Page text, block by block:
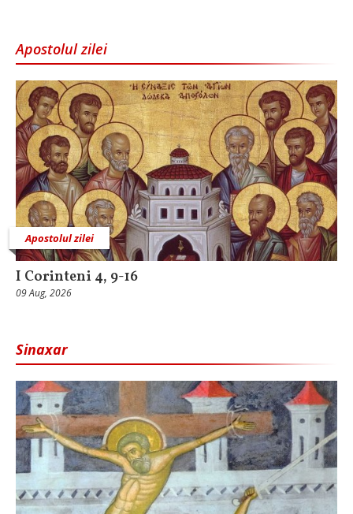
Apostolul zilei
Apostolul zilei
I Corinteni 4, 9-16
09 Aug, 2026
Sinaxar